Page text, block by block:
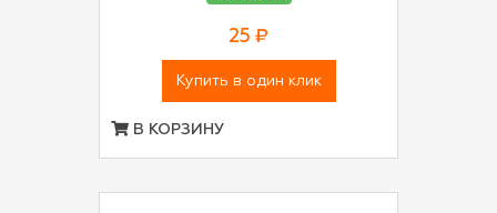
25 ₽
Купить в один клик
В КОРЗИНУ